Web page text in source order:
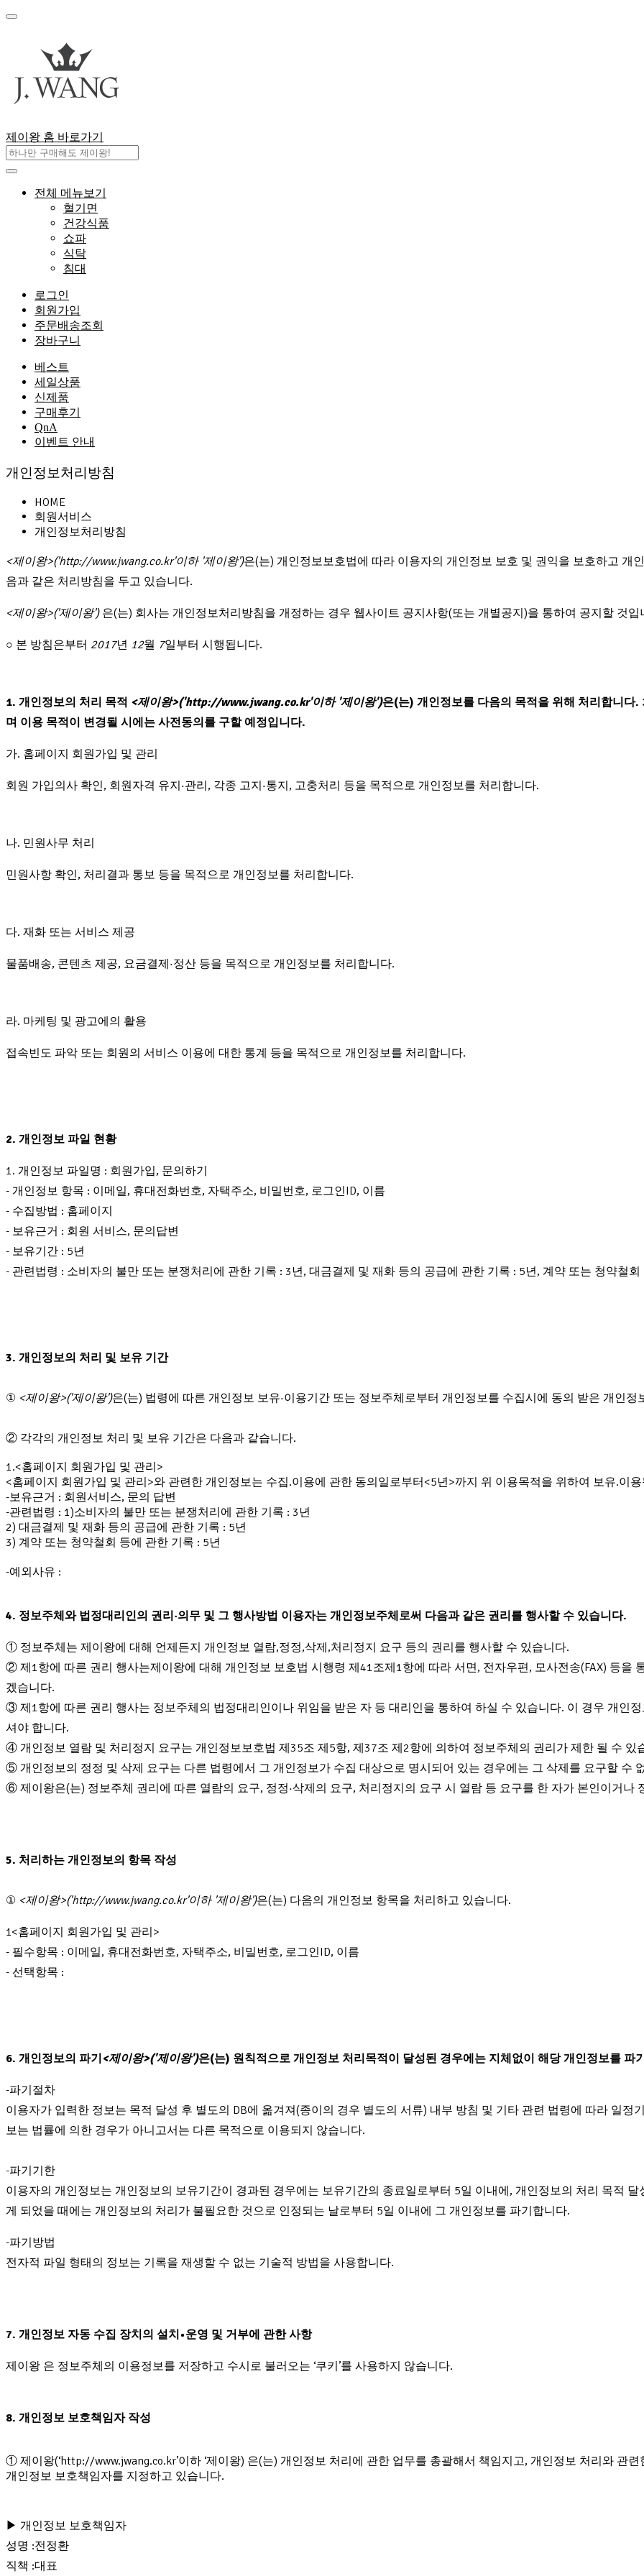
제이왕 홈 바로가기
전체 메뉴보기
혈기면
건강식품
쇼파
식탁
침대
로그인
회원가입
주문배송조회
장바구니
베스트
세일상품
신제품
구매후기
QnA
이벤트 안내
개인정보처리방침
HOME
회원서비스
개인정보처리방침
<제이왕>('http://www.jwang.co.kr'이하 '제이왕')은(는) 개인정보보호법에 따라 이용자의 개인정보 보호 및 권익을 보호하고 개
음과 같은 처리방침을 두고 있습니다.
<제이왕>('제이왕')은(는) 회사는 개인정보처리방침을 개정하는 경우 웹사이트 공지사항(또는 개별공지)을 통하여 공지할 것입
○ 본 방침은부터 2017년 12월 7일부터 시행됩니다.
1. 개인정보의 처리 목적 <제이왕>('http://www.jwang.co.kr'이하 '제이왕')은(는) 개인정보를 다음의 목적을 위해 처리합니다
며 이용 목적이 변경될 시에는 사전동의를 구할 예정입니다.
가. 홈페이지 회원가입 및 관리
회원 가입의사 확인, 회원자격 유지·관리, 각종 고지·통지, 고충처리 등을 목적으로 개인정보를 처리합니다.
나. 민원사무 처리
민원사항 확인, 처리결과 통보 등을 목적으로 개인정보를 처리합니다.
다. 재화 또는 서비스 제공
물품배송, 콘텐츠 제공, 요금결제·정산 등을 목적으로 개인정보를 처리합니다.
라. 마케팅 및 광고에의 활용
접속빈도 파악 또는 회원의 서비스 이용에 대한 통계 등을 목적으로 개인정보를 처리합니다.
2. 개인정보 파일 현황
1. 개인정보 파일명 : 회원가입, 문의하기
- 개인정보 항목 : 이메일, 휴대전화번호, 자택주소, 비밀번호, 로그인ID, 이름
- 수집방법 : 홈페이지
- 보유근거 : 회원 서비스, 문의답변
- 보유기간 : 5년
- 관련법령 : 소비자의 불만 또는 분쟁처리에 관한 기록 : 3년, 대금결제 및 재화 등의 공급에 관한 기록 : 5년, 계약 또는 청약철회
3. 개인정보의 처리 및 보유 기간
① <제이왕>('제이왕')은(는) 법령에 따른 개인정보 보유·이용기간 또는 정보주체로부터 개인정보를 수집시에 동의 받은 개인
② 각각의 개인정보 처리 및 보유 기간은 다음과 같습니다.
1.<홈페이지 회원가입 및 관리>
<홈페이지 회원가입 및 관리>와 관련한 개인정보는 수집.이용에 관한 동의일로부터<5년>까지 위 이용목적을 위하여 보유.이
-보유근거 : 회원서비스, 문의 답변
-관련법령 : 1)소비자의 불만 또는 분쟁처리에 관한 기록 : 3년
2) 대금결제 및 재화 등의 공급에 관한 기록 : 5년
3) 계약 또는 청약철회 등에 관한 기록 : 5년
-예외사유 :
4. 정보주체와 법정대리인의 권리·의무 및 그 행사방법 이용자는 개인정보주체로써 다음과 같은 권리를 행사할 수 있습니다.
① 정보주체는 제이왕에 대해 언제든지 개인정보 열람,정정,삭제,처리정지 요구 등의 권리를 행사할 수 있습니다.
② 제1항에 따른 권리 행사는제이왕에 대해 개인정보 보호법 시행령 제41조제1항에 따라 서면, 전자우편, 모사전송(FAX) 등을
겠습니다.
③ 제1항에 따른 권리 행사는 정보주체의 법정대리인이나 위임을 받은 자 등 대리인을 통하여 하실 수 있습니다. 이 경우 개인
셔야 합니다.
④ 개인정보 열람 및 처리정지 요구는 개인정보보호법 제35조 제5항, 제37조 제2항에 의하여 정보주체의 권리가 제한 될 수 있
⑤ 개인정보의 정정 및 삭제 요구는 다른 법령에서 그 개인정보가 수집 대상으로 명시되어 있는 경우에는 그 삭제를 요구할 수
⑥ 제이왕은(는) 정보주체 권리에 따른 열람의 요구, 정정·삭제의 요구, 처리정지의 요구 시 열람 등 요구를 한 자가 본인이거나
5. 처리하는 개인정보의 항목 작성
① <제이왕>('http://www.jwang.co.kr'이하 '제이왕')은(는) 다음의 개인정보 항목을 처리하고 있습니다.
1<홈페이지 회원가입 및 관리>
- 필수항목 : 이메일, 휴대전화번호, 자택주소, 비밀번호, 로그인ID, 이름
- 선택항목 :
6. 개인정보의 파기 <제이왕>('제이왕')은(는) 원칙적으로 개인정보 처리목적이 달성된 경우에는 지체없이 해당 개인정보를 파
-파기절차
이용자가 입력한 정보는 목적 달성 후 별도의 DB에 옮겨져(종이의 경우 별도의 서류) 내부 방침 및 기타 관련 법령에 따라 일정
보는 법률에 의한 경우가 아니고서는 다른 목적으로 이용되지 않습니다.
-파기기한
이용자의 개인정보는 개인정보의 보유기간이 경과된 경우에는 보유기간의 종료일로부터 5일 이내에, 개인정보의 처리 목적
게 되었을 때에는 개인정보의 처리가 불필요한 것으로 인정되는 날로부터 5일 이내에 그 개인정보를 파기합니다.
-파기방법
전자적 파일 형태의 정보는 기록을 재생할 수 없는 기술적 방법을 사용합니다.
7. 개인정보 자동 수집 장치의 설치•운영 및 거부에 관한 사항
제이왕 은 정보주체의 이용정보를 저장하고 수시로 불러오는 ‘쿠키’를 사용하지 않습니다.
8. 개인정보 보호책임자 작성
① 제이왕(‘http://www.jwang.co.kr’이하 ‘제이왕) 은(는) 개인정보 처리에 관한 업무를 총괄해서 책임지고, 개인정보 처리와 관
개인정보 보호책임자를 지정하고 있습니다.
▶ 개인정보 보호책임자
성명 :전정환
직책 :대표